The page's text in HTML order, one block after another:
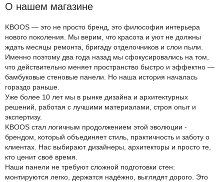
О нашем магазине
KBOOS — это не просто бренд, это философия интерьера
нового поколения. Мы верим, что красота и уют не должны
ждать месяцы ремонта, бригаду отделочников и слои пыли.
Именно поэтому два года назад мы сфокусировались на том,
что действительно меняет пространство быстро и эффектно —
бамбуковые стеновые панели. Но наша история началась
гораздо раньше.
Уже более 10 лет мы в рынке дизайна и архитектурных
решений, работая с лучшими материалами, строя опыт и
экспертизу.
KBOOS стал логичным продолжением этой эволюции -
брендом, который объединяет стиль, практичность и заботу о
клиентах. Нас выбирают дизайнеры, архитекторы и просто те,
кто ценит своё время.
Наши панели не требуют сложной подготовки стен:
монтируются легко, держатся надёжно, выглядят дорого. Это